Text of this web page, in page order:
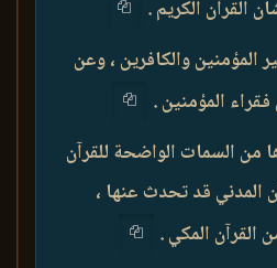
القرآن الكريم .
المؤمنين والكافرين ، وعن
المؤمنين .
من السمات الواضحة للقرآن
المدني قد تحدث عنها ،
القرآن المكي .